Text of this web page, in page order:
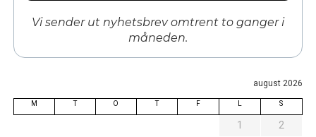
Vi sender ut nyhetsbrev omtrent to ganger i
måneden.
august 2026
M T O T F S
1
2